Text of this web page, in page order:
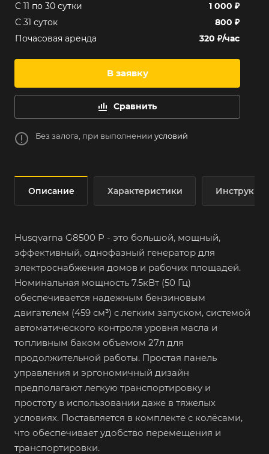
C 11 по 30 сутки
1 000 ₽
C 31 суток
800 ₽
Почасовая аренда
320 ₽/час
В заявку
Сравнить
Без залога, при выполнении условий
Описание Характеристики
Husqvarna G8500 P - это большой, мощный,
эффективный, однофазный генератор для
электроснабжения домов и рабочих площадей.
Номинальная мощность 7.5кВт (50 Гц)
обеспечивается надежным бензиновым
двигателем (459 см³) с легким запуском, системой
автоматического контроля уровня масла и
топливным баком объемом 27л для
продолжительной работы. Простая панель
управления и эргономичный дизайн
предполагают легкую транспортировку и
простоту в использовании даже в тяжелых
условиях. Поставляется в комплекте с колёсами,
что обеспечивает удобство перемещения и
транспортировки.